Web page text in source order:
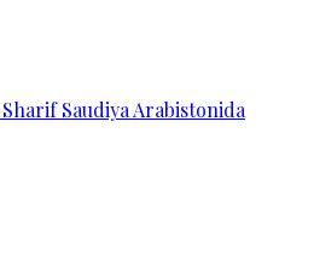
Saudiya Arabistonida